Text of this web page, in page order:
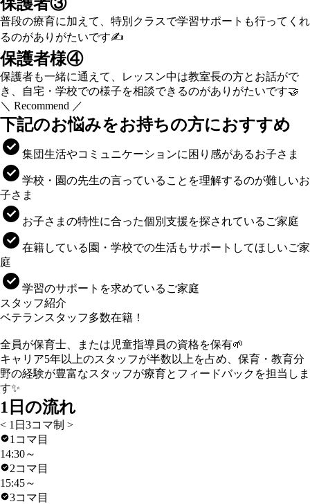
普段の療育に加えて、特別クラスで学習サポートも行ってくれ
るのがありがたいです✍️
保護者様④
保護者も一緒に通えて、レッスン中は教室長の方とお話がで
き、自宅・学校での様子を相談できるのがありがたいです🤝
＼ Recommend ／
下記のお悩みをお持ちの方におすすめ
集団生活やコミュニケーションに困り感があるお子さま
学校・園の先生の言っていることを理解するのが難しいお
子さま
お子さまの特性に合った個別支援を探されているご家庭
在籍している園・学校での生活もサポートしてほしいご家
庭
学習のサポートを求めているご家庭
スタッフ紹介
ベテランスタッフ多数在籍！
全員が保育士、または児童指導員の資格を保有🌱
キャリア5年以上のスタッフが半数以上を占め、保育・教育分
野の経験が豊富なスタッフが療育とフィードバックを担当しま
す✨
1日の流れ
< 1日3コマ制 >
1コマ目
14:30～
2コマ目
15:45～
3コマ目